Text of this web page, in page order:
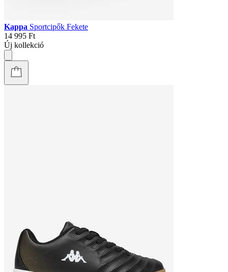
Kappa Sportcipők Fekete
14 995 Ft
Új kollekció